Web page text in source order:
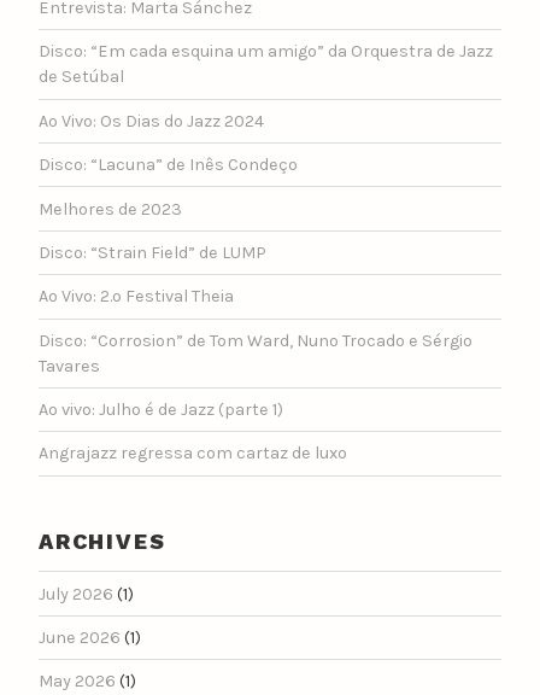
Entrevista: Marta Sánchez
Disco: “Em cada esquina um amigo” da Orquestra de Jazz
de Setúbal
Ao Vivo: Os Dias do Jazz 2024
Disco: “Lacuna” de Inês Condeço
Melhores de 2023
Disco: “Strain Field” de LUMP
Ao Vivo: 2.º Festival Theia
Disco: “Corrosion” de Tom Ward, Nuno Trocado e Sérgio
Tavares
Ao vivo: Julho é de Jazz (parte 1)
Angrajazz regressa com cartaz de luxo
ARCHIVES
July 2026 (1)
June 2026 (1)
May 2026 (1)